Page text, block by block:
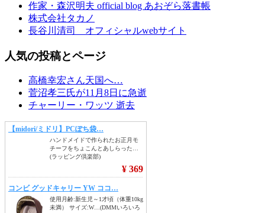
作家・森沢明夫 official blog あおぞら落書帳
株式会社タカノ
長谷川清司 オフィシャルwebサイト
人気の投稿とページ
高橋幸宏さん天国へ…
菅沼孝三氏が11月8日に急逝
チャーリー・ワッツ 逝去